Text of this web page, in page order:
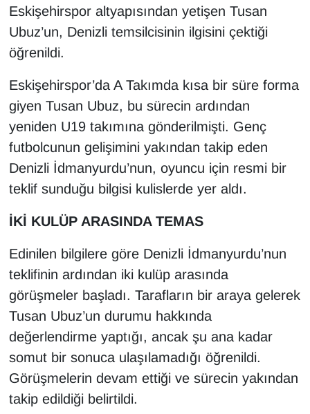
Eskişehirspor altyapısından yetişen Tusan
Ubuz’un, Denizli temsilcisinin ilgisini çektiği
öğrenildi.
Eskişehirspor’da A Takımda kısa bir süre forma
giyen Tusan Ubuz, bu sürecin ardından
yeniden U19 takımına gönderilmişti. Genç
futbolcunun gelişimini yakından takip eden
Denizli İdmanyurdu’nun, oyuncu için resmi bir
teklif sunduğu bilgisi kulislerde yer aldı.
İKİ KULÜP ARASINDA TEMAS
Edinilen bilgilere göre Denizli İdmanyurdu’nun
teklifinin ardından iki kulüp arasında
görüşmeler başladı. Tarafların bir araya gelerek
Tusan Ubuz’un durumu hakkında
değerlendirme yaptığı, ancak şu ana kadar
somut bir sonuca ulaşılamadığı öğrenildi.
Görüşmelerin devam ettiği ve sürecin yakından
takip edildiği belirtildi.